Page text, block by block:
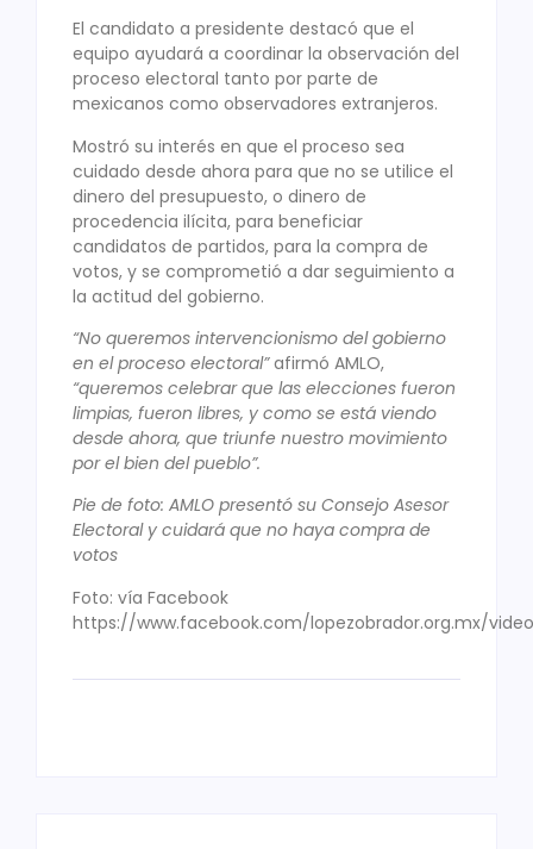
El candidato a presidente destacó que el
equipo ayudará a coordinar la observación del
proceso electoral tanto por parte de
mexicanos como observadores extranjeros.
Mostró su interés en que el proceso sea
cuidado desde ahora para que no se utilice el
dinero del presupuesto, o dinero de
procedencia ilícita, para beneficiar
candidatos de partidos, para la compra de
votos, y se comprometió a dar seguimiento a
la actitud del gobierno.
“No queremos intervencionismo del gobierno
en el proceso electoral”afirmó AMLO,
“queremos celebrar que las elecciones fueron
limpias, fueron libres, y como se está viendo
desde ahora, que triunfe nuestro movimiento
por el bien del pueblo”.
Pie de foto: AMLO presentó su Consejo Asesor
Electoral y cuidará que no haya compra de
votos
Foto: vía Facebook
https://www.facebook.com/lopezobrador.org.mx/